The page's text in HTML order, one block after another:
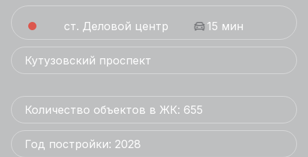
ст. Деловой центр 15 мин
Кутузовский проспект
Количество объектов в ЖК: 655
Год постройки: 2028